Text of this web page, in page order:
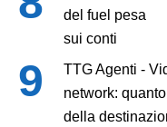
del fuel pesa
sui conti
TTG Agenti -
network:
della